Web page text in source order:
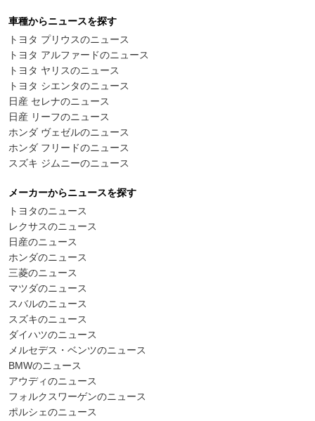
車種からニュースを探す
トヨタ プリウスのニュース
トヨタ アルファードのニュース
トヨタ ヤリスのニュース
トヨタ シエンタのニュース
日産 セレナのニュース
日産 リーフのニュース
ホンダ ヴェゼルのニュース
ホンダ フリードのニュース
スズキ ジムニーのニュース
メーカーからニュースを探す
トヨタのニュース
レクサスのニュース
日産のニュース
ホンダのニュース
三菱のニュース
マツダのニュース
スバルのニュース
スズキのニュース
ダイハツのニュース
メルセデス・ベンツのニュース
BMWのニュース
アウディのニュース
フォルクスワーゲンのニュース
ポルシェのニュース